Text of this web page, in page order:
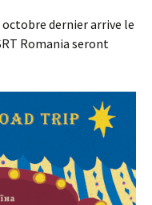
octobre dernier arrive le
Romania seront